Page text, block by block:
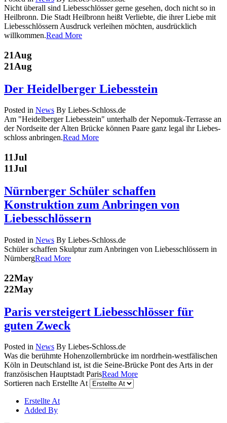
Nicht überall sind Liebesschlösser gerne gesehen, doch nicht so in
Heilbronn. Die Stadt Heilbronn heißt Verliebte, die ihrer Liebe mit
Liebesschlössern Ausdruck verleihen möchten, ausdrücklich
willkommen.Read More
21Aug
21Aug
Der Heidelberger Liebesstein
Posted in News By Liebes-Schloss.de
Am "Heidelberger Liebesstein" unterhalb der Nepomuk-Terrasse an
der Nordseite der Alten Brücke können Paare ganz legal ihr Liebes-
schloss anbringen.Read More
11Jul
11Jul
Nürnberger Schüler schaffen
Konstruktion zum Anbringen von
Liebesschlössern
Posted in News By Liebes-Schloss.de
Schüler schaffen Skulptur zum Anbringen von Liebesschlössern in
NürnbergRead More
22May
22May
Paris versteigert Liebesschlösser für
guten Zweck
Posted in News By Liebes-Schloss.de
Was die berühmte Hohenzollernbrücke im nordrhein-westfälischen
Köln in Deutschland ist, ist die Seine-Brücke Pont des Arts in der
französischen Hauptstadt ParisRead More
Sortieren nach Erstellte At
Erstellte At
Added By